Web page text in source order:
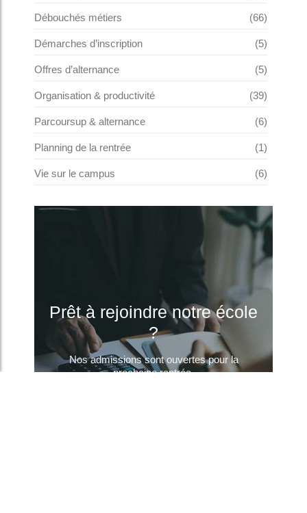
Débouchés métiers (66)
Démarches d’inscription (5)
Offres d’alternance (5)
Organisation & productivité (39)
Parcoursup & alternance (6)
Planning de la rentrée (1)
Vie sur le campus (6)
Prêt à rejoindre notre école
?
Nos admissions sont ouvertes pour la
prochaine rentrée.